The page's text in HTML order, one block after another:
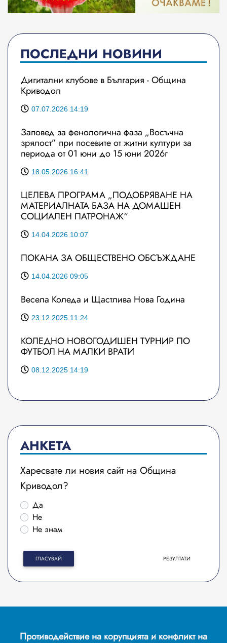
ПОСЛЕДНИ НОВИНИ
Дигитални клубове в България - Община
Криводол
07.07.2026 14:19
Заповед за фенологична фаза „Восъчна
зрялост” при посевите от житни култури за
периода от 01 юни до 15 юни 2026г
18.05.2026 16:41
ЦЕЛЕВА ПРОГРАМА „ПОДОБРЯВАНЕ НА
МАТЕРИАЛНАТА БАЗА НА ДОМАШЕН
СОЦИАЛЕН ПАТРОНАЖ“
14.04.2026 10:07
ПОКАНА ЗА ОБЩЕСТВЕНО ОБСЪЖДАНЕ
14.04.2026 09:05
Весела Коледа и Щастлива Нова Година
23.12.2025 11:24
КОЛЕДНО НОВОГОДИШЕН ТУРНИР ПО
ФУТБОЛ НА МАЛКИ ВРАТИ
08.12.2025 14:19
АНКЕТА
Харесвате ли новия сайт на Община
Криводол?
Да
Не
Не знам
ГЛАСУВАЙ РЕЗУЛТАТИ
Противодействие на корупцията и конфликт на